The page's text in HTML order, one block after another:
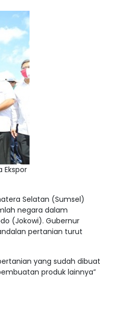
Ekspor
Selatan (Sumsel)
negara dalam
(Jokowi). Gubernur
pertanian turut
yang sudah dibuat
produk lainnya”